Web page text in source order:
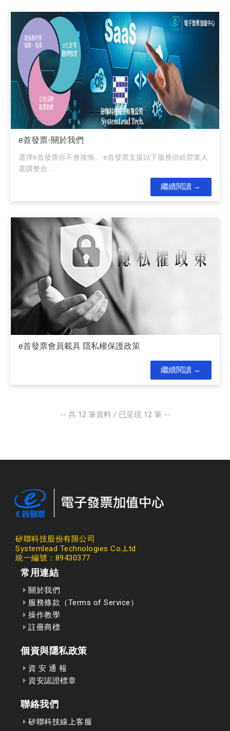
e首發票-關於我們
選擇e首發票你不會後悔。 e首發票支援以下服務供給營業人
選購整合: ...
繼續閱讀
e首發票會員載具 隱私權保護政策
繼續閱讀
-- 共 12 筆資料 / 已呈現 12 筆 --
矽聯科技股份有限公司
Systemlead Technologies Co.,Ltd
統一編號：89430377
常用連結
關於我們
服務條款（Terms of Service）
操作教學
註冊商標
個資與隱私政策
資 安 通 報
資安認證標章
聯絡我們
矽聯科技線上客服